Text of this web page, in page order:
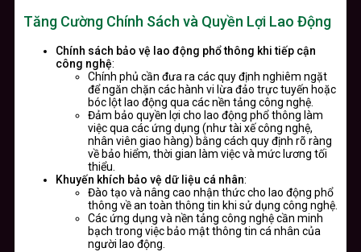
Tăng Cường Chính Sách và Quyền Lợi Lao Động
Chính sách bảo vệ lao động phổ thông khi tiếp cận
công nghệ:
Chính phủ cần đưa ra các quy định nghiêm ngặt
để ngăn chặn các hành vi lừa đảo trực tuyến hoặc
bóc lột lao động qua các nền tảng công nghệ.
Đảm bảo quyền lợi cho lao động phổ thông làm
việc qua các ứng dụng (như tài xế công nghệ,
nhân viên giao hàng) bằng cách quy định rõ ràng
về bảo hiểm, thời gian làm việc và mức lương tối
thiểu.
Khuyến khích bảo vệ dữ liệu cá nhân:
Đào tạo và nâng cao nhận thức cho lao động phổ
thông về an toàn thông tin khi sử dụng công nghệ.
Các ứng dụng và nền tảng công nghệ cần minh
bạch trong việc bảo mật thông tin cá nhân của
người lao động.